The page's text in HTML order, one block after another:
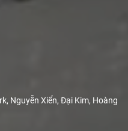
Nguyễn Xiển, Đại Kim, Hoàng